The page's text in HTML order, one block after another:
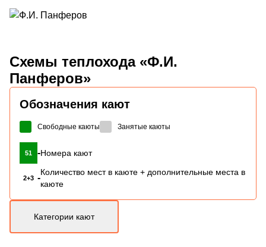
Схемы теплохода «Ф.И.
Панферов»
Обозначения кают
Свободные каюты Занятые каюты
51 -Номера кают
2+3 -
Количество мест в каюте + дополнительные места в
каюте
Категории кают